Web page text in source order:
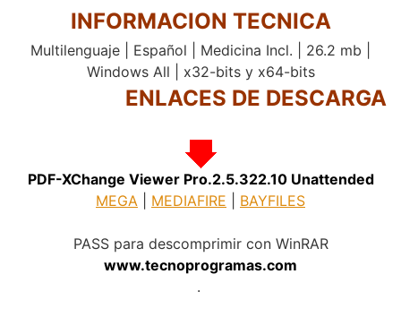
INFORMACION TECNICA
Multilenguaje | Español | Medicina Incl. | 26.2 mb |
Windows All | x32-bits y x64-bits
ENLACES DE DESCARGA
PDF-XChange Viewer Pro.2.5.322.10 Unattended
MEGA
MEDIAFIRE
BAYFILES
PASS para descomprimir con WinRAR
www.tecnoprogramas.com
.